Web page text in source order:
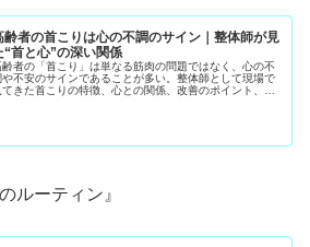
齢者の首こりは心の不調のサイン｜整体師が見
“首と心”の深い関係
齢者の「首こり」は単なる筋肉の問題ではなく、心の不
や不安のサインであることが多い。整体師として現場で
てきた首こりの特徴、心との関係、改善のポイント、
ルーティン』